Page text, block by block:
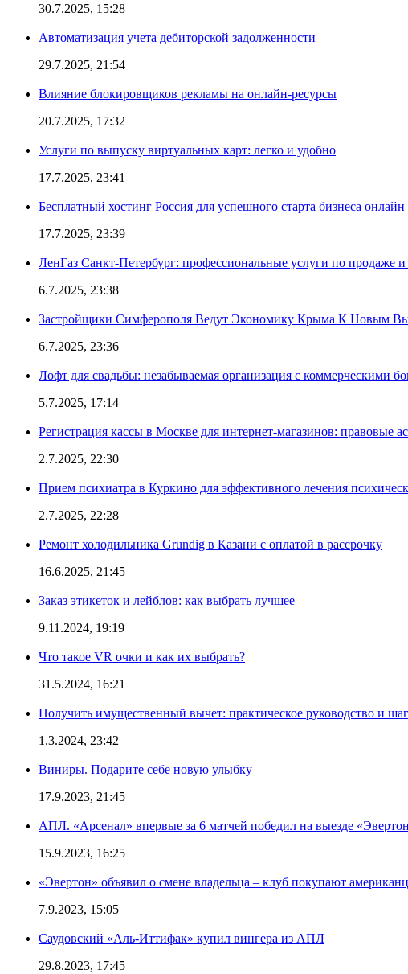
30.7.2025, 15:28
Автоматизация учета дебиторской задолженности
29.7.2025, 21:54
Влияние блокировщиков рекламы на онлайн-ресурсы
20.7.2025, 17:32
Услуги по выпуску виртуальных карт: легко и удобно
17.7.2025, 23:41
Бесплатный хостинг Россия для успешного старта бизнеса онлайн
17.7.2025, 23:39
ЛенГаз Санкт-Петербург: профессиональные услуги по продаже
6.7.2025, 23:38
Застройщики Симферополя Ведут Экономику Крыма К Новым
6.7.2025, 23:36
Лофт для свадьбы: незабываемая организация с коммерческими
5.7.2025, 17:14
Регистрация кассы в Москве для интернет-магазинов: правовые
2.7.2025, 22:30
Прием психиатра в Куркино для эффективного лечения
2.7.2025, 22:28
Ремонт холодильника Grundig в Казани с оплатой в рассрочку
16.6.2025, 21:45
Заказ этикеток и лейблов: как выбрать лучшее
9.11.2024, 19:19
Что такое VR очки и как их выбрать?
31.5.2024, 16:21
Получить имущественный вычет: практическое руководство и
1.3.2024, 23:42
Виниры. Подарите себе новую улыбку
17.9.2023, 21:45
АПЛ. «Арсенал» впервые за 6 матчей победил на выезде
15.9.2023, 16:25
«Эвертон» объявил о смене владельца – клуб покупают
7.9.2023, 15:05
Саудовский «Аль-Иттифак» купил вингера из АПЛ
29.8.2023, 17:45